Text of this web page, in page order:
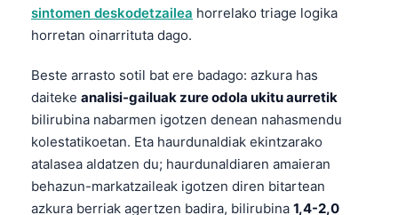
sintomen deskodetzailea horrelako triage logika
horretan oinarrituta dago.
Beste arrasto sotil bat ere badago: azkura has
daiteke analisi-gailuak zure odola ukitu aurretik
bilirubina nabarmen igotzen denean nahasmendu
kolestatikoetan. Eta haurdunaldiak ekintzarako
atalasea aldatzen du; haurdunaldiaren amaieran
behazun-markatzaileak igotzen diren bitartean
azkura berriak agertzen badira, bilirubina 1,4-2,0
Occitan
العربية المغربية
Afrikaans
Монгол
ພາສາລາວ
Basa Jawa
Cebuano